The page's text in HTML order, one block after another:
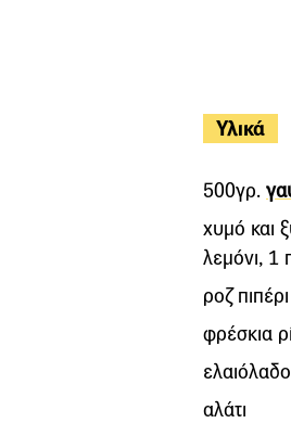
Υλικά
500γρ.
χυμό και
λεμόνι, 1
ροζ
φρέσκια
ελαιόλαδο
αλάτι